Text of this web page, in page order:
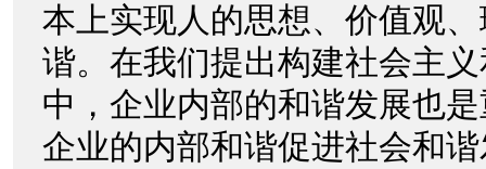
本上实现人的思想、价值观
谐。在我们提出构建社会主
中，企业内部的和谐发展也
企业的内部和谐促进社会和